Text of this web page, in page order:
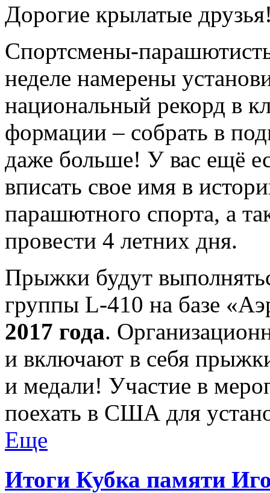
Дорогие крылатые
Спортсмены-
неделе намерены
национальный рекорд в
формации – собрать в
даже больше! У вас ещё
вписать свое имя в
парашютного спорта, а
провести 4 летних дня.
Прыжки будут
группы L-410 на базе
2017 года.
и включают в себя
и медали! Участие в
поехать в США для
Еще
Итоги Кубка памяти